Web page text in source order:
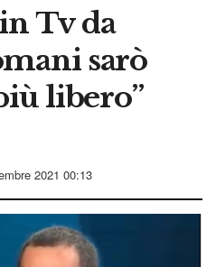
Tv da
sarò
libero”
2021 00:13